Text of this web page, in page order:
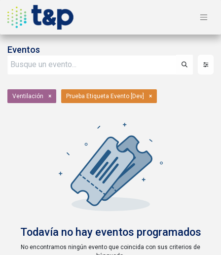
Eventos
Ventilación × Prueba Etiqueta Evento [Dev] ×
Todavía no hay eventos programados
No encontramos ningún evento que coincida con sus criterios de